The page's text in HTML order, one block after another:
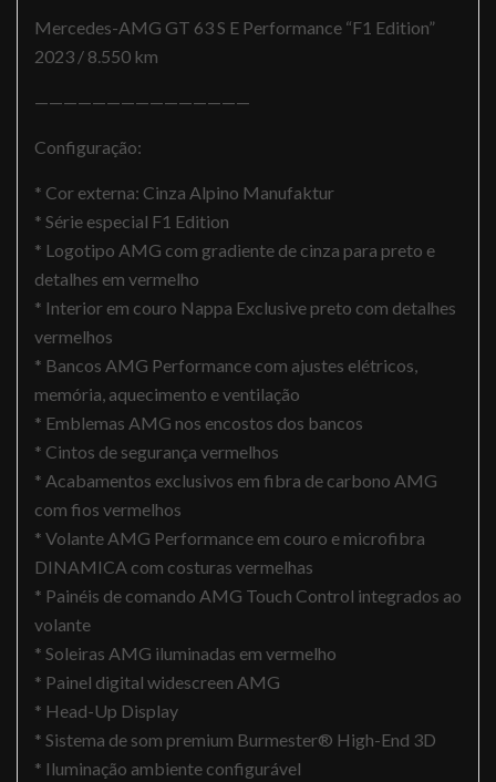
Mercedes-AMG GT 63 S E Performance “F1 Edition”
2023 / 8.550 km
———————————————
Configuração:
* Cor externa: Cinza Alpino Manufaktur
* Série especial F1 Edition
* Logotipo AMG com gradiente de cinza para preto e
detalhes em vermelho
* Interior em couro Nappa Exclusive preto com detalhes
vermelhos
* Bancos AMG Performance com ajustes elétricos,
memória, aquecimento e ventilação
* Emblemas AMG nos encostos dos bancos
* Cintos de segurança vermelhos
* Acabamentos exclusivos em fibra de carbono AMG
com fios vermelhos
* Volante AMG Performance em couro e microfibra
DINAMICA com costuras vermelhas
* Painéis de comando AMG Touch Control integrados ao
volante
* Soleiras AMG iluminadas em vermelho
* Painel digital widescreen AMG
* Head-Up Display
* Sistema de som premium Burmester® High-End 3D
* Iluminação ambiente configurável